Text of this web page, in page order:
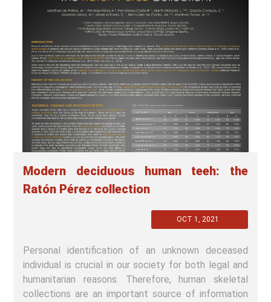
Modern deciduous human teeh: the
Ratón Pérez collection
OCT 1, 2021
Personal identification of an unknown deceased
individual is crucial in our society for both legal and
humanitarian reasons. Therefore, human skeletal
collections are an important source of information